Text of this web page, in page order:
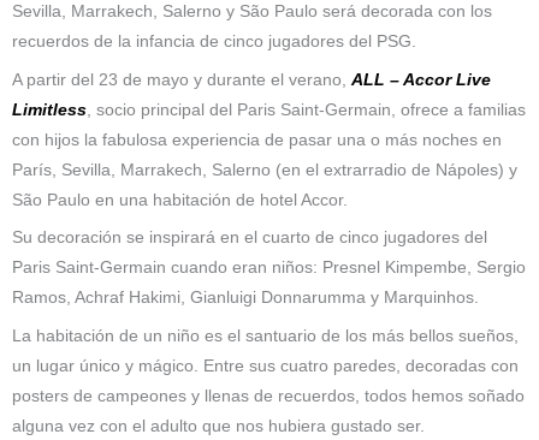
Sevilla, Marrakech, Salerno y São Paulo será decorada con los
recuerdos de la infancia de cinco jugadores del PSG.
A partir del 23 de mayo y durante el verano, ALL – Accor Live
Limitless , socio principal del Paris Saint-Germain, ofrece a familias
con hijos la fabulosa experiencia de pasar una o más noches en
París, Sevilla, Marrakech, Salerno (en el extrarradio de Nápoles) y
São Paulo en una habitación de hotel Accor.
Su decoración se inspirará en el cuarto de cinco jugadores del
Paris Saint-Germain cuando eran niños: Presnel Kimpembe, Sergio
Ramos, Achraf Hakimi, Gianluigi Donnarumma y Marquinhos.
La habitación de un niño es el santuario de los más bellos sueños,
un lugar único y mágico. Entre sus cuatro paredes, decoradas con
posters de campeones y llenas de recuerdos, todos hemos soñado
alguna vez con el adulto que nos hubiera gustado ser.